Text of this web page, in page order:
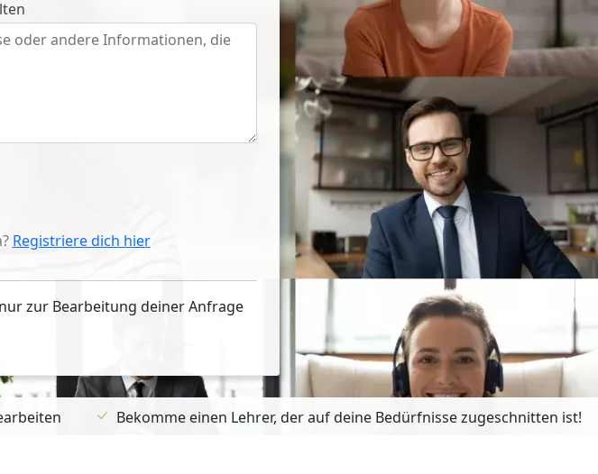
Registriere dich hier
zur Bearbeitung deiner Anfrage
Bekomme einen Lehrer, der auf deine Bedürfnisse zugeschnitten ist!